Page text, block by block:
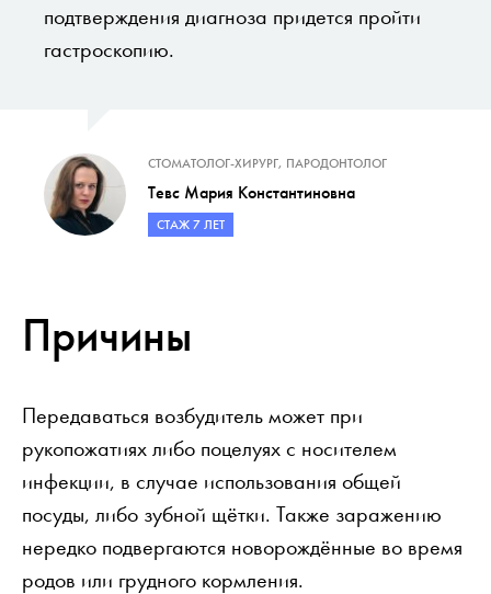
подтверждения диагноза придется пройти
гастроскопию.
СТОМАТОЛОГ-ХИРУРГ, ПАРОДОНТОЛОГ
Тевс Мария Константиновна
СТАЖ 7 ЛЕТ
Причины
Передаваться возбудитель может при
рукопожатиях либо поцелуях с носителем
инфекции, в случае использования общей
посуды, либо зубной щётки. Также заражению
нередко подвергаются новорождённые во время
родов или грудного кормления.